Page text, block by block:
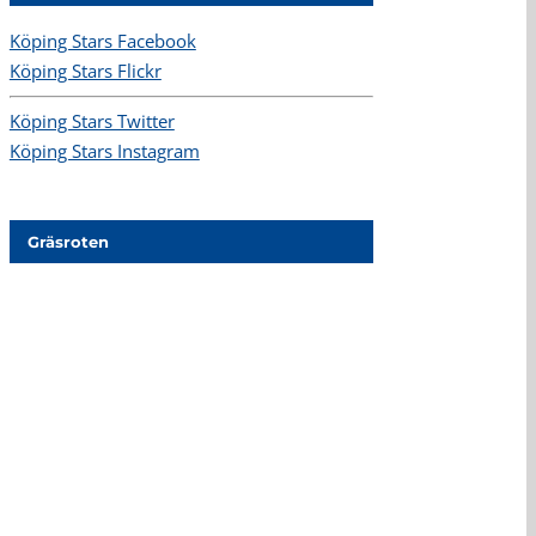
Köping Stars Facebook
Köping Stars Flickr
Köping Stars Twitter
Köping Stars Instagram
Gräsroten